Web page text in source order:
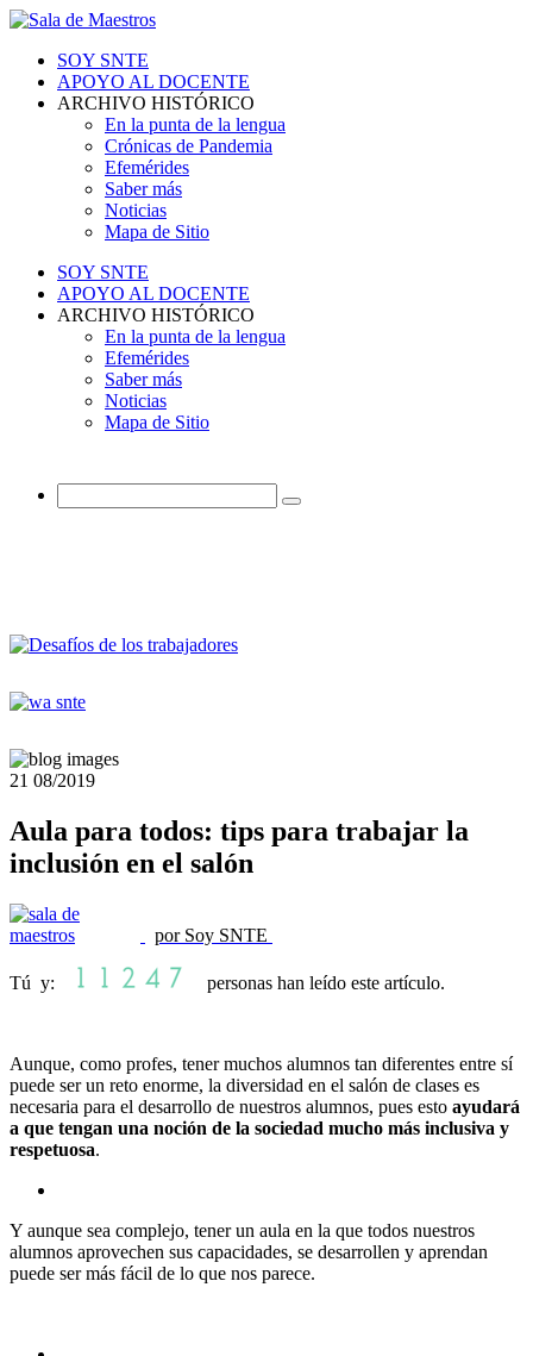
SOY SNTE
APOYO AL DOCENTE
ARCHIVO HISTÓRICO
En la punta de la lengua
Crónicas de Pandemia
Efemérides
Saber más
Noticias
Mapa de Sitio
SOY SNTE
APOYO AL DOCENTE
ARCHIVO HISTÓRICO
En la punta de la lengua
Efemérides
Saber más
Noticias
Mapa de Sitio
21 08/2019
Aula para todos: tips para trabajar la
inclusión en el salón
por Soy SNTE
Tú y: personas han leído este artículo.
Aunque, como profes, tener muchos alumnos tan diferentes entre sí
puede ser un reto enorme, la diversidad en el salón de clases es
necesaria para el desarrollo de nuestros alumnos, pues esto ayudará
a que tengan una noción de la sociedad mucho más inclusiva y
respetuosa.
Y aunque sea complejo, tener un aula en la que todos nuestros
alumnos aprovechen sus capacidades, se desarrollen y aprendan
puede ser más fácil de lo que nos parece.